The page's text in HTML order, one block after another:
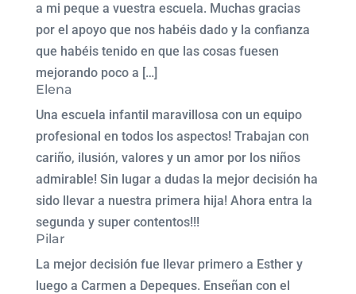
a mi peque a vuestra escuela. Muchas gracias
por el apoyo que nos habéis dado y la confianza
que habéis tenido en que las cosas fuesen
mejorando poco a […]
Elena
Una escuela infantil maravillosa con un equipo
profesional en todos los aspectos! Trabajan con
cariño, ilusión, valores y un amor por los niños
admirable! Sin lugar a dudas la mejor decisión ha
sido llevar a nuestra primera hija! Ahora entra la
segunda y super contentos!!!
Pilar
La mejor decisión fue llevar primero a Esther y
luego a Carmen a Depeques. Enseñan con el